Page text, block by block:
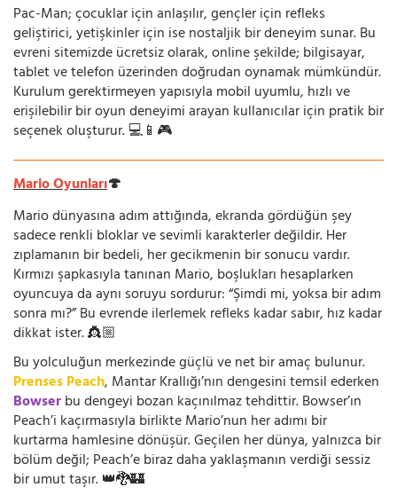
Pac-Man; çocuklar için anlaşılır, gençler için refleks
geliştirici, yetişkinler için ise nostaljik bir deneyim sunar. Bu
evreni sitemizde ücretsiz olarak, online şekilde; bilgisayar,
tablet ve telefon üzerinden doğrudan oynamak mümkündür.
Kurulum gerektirmeyen yapısıyla mobil uyumlu, hızlı ve
erişilebilir bir oyun deneyimi arayan kullanıcılar için pratik bir
seçenek oluşturur. 💻📱🎮
Mario Oyunları🍄
Mario dünyasına adım attığında, ekranda gördüğün şey
sadece renkli bloklar ve sevimli karakterler değildir. Her
zıplamanın bir bedeli, her gecikmenin bir sonucu vardır.
Kırmızı şapkasıyla tanınan Mario, boşlukları hesaplarken
oyuncuya da aynı soruyu sordurur: “Şimdi mi, yoksa bir adım
sonra mı?” Bu evrende ilerlemek refleks kadar sabır, hız kadar
dikkat ister. 👸🏼
Bu yolculuğun merkezinde güçlü ve net bir amaç bulunur.
Prenses Peach, Mantar Krallığı’nın dengesini temsil ederken
Bowserbu dengeyi bozan kaçınılmaz tehdittir. Bowser’ın
Peach’i kaçırmasıyla birlikte Mario’nun her adımı bir
kurtarma hamlesine dönüşür. Geçilen her dünya, yalnızca bir
bölüm değil; Peach’e biraz daha yaklaşmanın verdiği sessiz
bir umut taşır. 👑🐉🏰